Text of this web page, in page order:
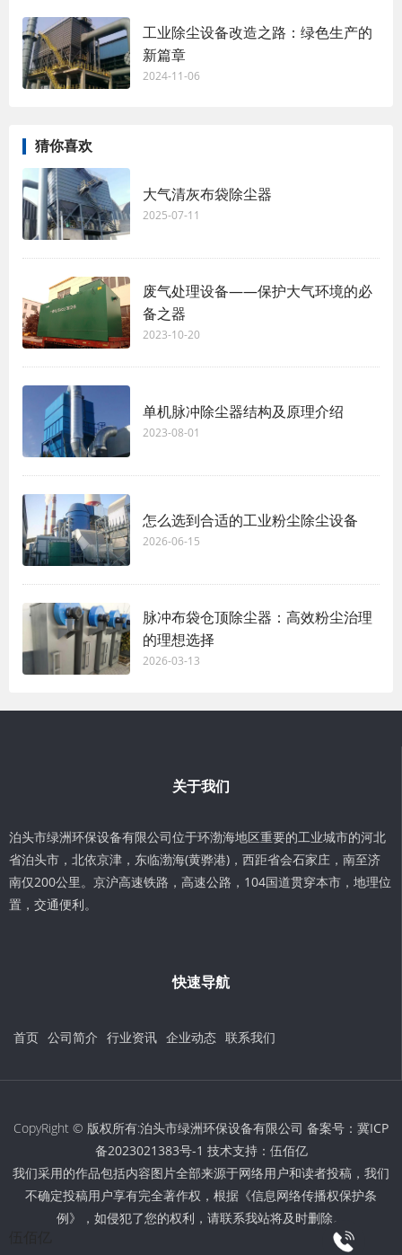
工业除尘设备改造之路：绿色生产的
新篇章
2024-11-06
猜你喜欢
大气清灰布袋除尘器
2025-07-11
废气处理设备——保护大气环境的必
备之器
2023-10-20
单机脉冲除尘器结构及原理介绍
2023-08-01
怎么选到合适的工业粉尘除尘设备
2026-06-15
脉冲布袋仓顶除尘器：高效粉尘治理
的理想选择
2026-03-13
关于我们
泊头市绿洲环保设备有限公司位于环渤海地区重要的工业城市的河北
省泊头市，北依京津，东临渤海(黄骅港)，西距省会石家庄，南至济
南仅200公里。京沪高速铁路，高速公路，104国道贯穿本市，地理位
置，交通便利。
快速导航
首页 公司简介 行业资讯 企业动态 联系我们
CopyRight © 版权所有:泊头市绿洲环保设备有限公司 备案号： 冀ICP
备2023021383号-1 技术支持： 伍佰亿
我们采用的作品包括内容图片全部来源于网络用户和读者投稿，我们
不确定投稿用户享有完全著作权，根据《信息网络传播权保护条
例》，如侵犯了您的权利，请联系我站将及时删除。